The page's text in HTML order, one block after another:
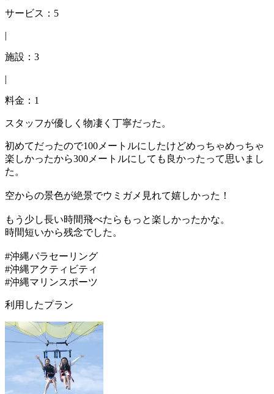
サービス：5
|
施設：3
|
料金：1
スタッフが優しく物凄く丁寧だった。
初めてだったので100メートルにしたけどめっちゃめっちゃ
楽しかったから300メートルにしても良かったって思いまし
た。
空からの景色が絶景でウミガメ見れて嬉しかった！
もう少し長い時間飛べたらもっと楽しかったかな。
時間短いから残念でした。
#沖縄パラセーリング
#沖縄アクティビティ
#沖縄マリンスポーツ
利用したプラン